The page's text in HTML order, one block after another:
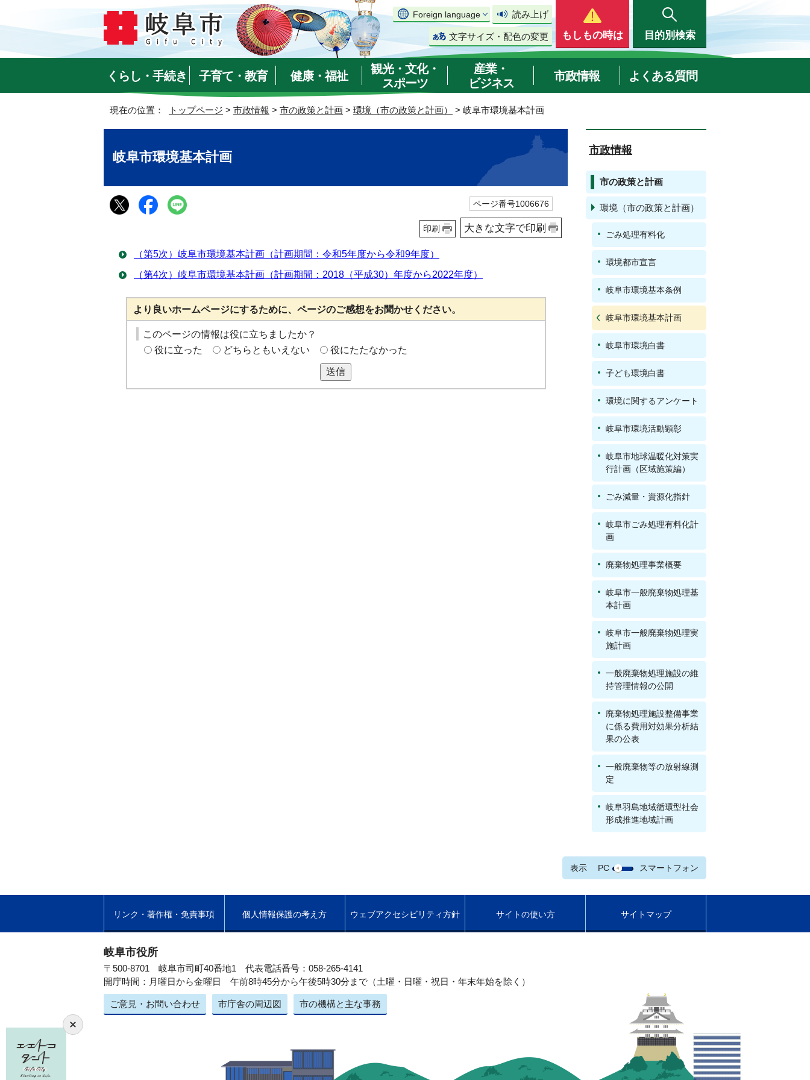
Foreign language 読み上げ
文字サイズ・配色の変更 もしもの時は 目的別検索
くらし・手続き 子育て・教育 健康・福祉
観光・文化・
スポーツ
産業・
ビジネス
市政情報 よくある質問
現在の位置： トップページ > 市政情報 > 市の政策と計画 > 環境（市の政策と計画） > 岐阜市環境基本計画
岐阜市環境基本計画
ページ番号1006676
印刷 大きな文字で印刷
（第5次）岐阜市環境基本計画（計画期間：令和5年度から令和9年度）
（第4次）岐阜市環境基本計画（計画期間：2018（平成30）年度から2022年度）
より良いホームページにするために、ページのご感想をお聞かせください。
このページの情報は役に立ちましたか？
役に立った
どちらともいえない 役にたたなかった
送信
市政情報
市の政策と計画
環境（市の政策と計画）
ごみ処理有料化
環境都市宣言
岐阜市環境基本条例
岐阜市環境基本計画
岐阜市環境白書
子ども環境白書
環境に関するアンケート
岐阜市環境活動顕彰
岐阜市地球温暖化対策実
行計画（区域施策編）
ごみ減量・資源化指針
岐阜市ごみ処理有料化計
画
廃棄物処理事業概要
岐阜市一般廃棄物処理基
本計画
岐阜市一般廃棄物処理実
施計画
一般廃棄物処理施設の維
持管理情報の公開
廃棄物処理施設整備事業
に係る費用対効果分析結
果の公表
一般廃棄物等の放射線測
定
岐阜羽島地域循環型社会
形成推進地域計画
表示 PC スマートフォン
リンク・著作権・免責事項 個人情報保護の考え方 ウェブアクセシビリティ方針 サイトの使い方 サイトマップ
岐阜市役所
〒500-8701 岐阜市司町40番地1 代表電話番号：058-265-4141
開庁時間：月曜日から金曜日 午前8時45分から午後5時30分まで（土曜・日曜・祝日・年末年始を除く）
ご意見・お問い合わせ 市庁舎の周辺図 市の機構と主な事務